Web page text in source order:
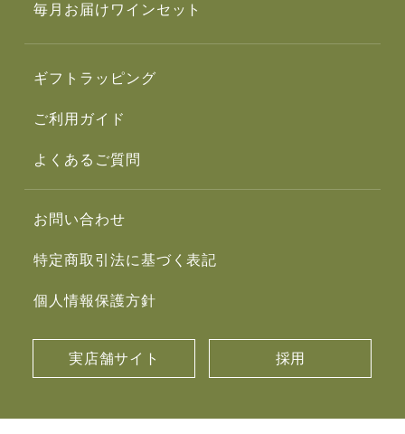
毎月お届けワインセット
ギフトラッピング
ご利用ガイド
よくあるご質問
お問い合わせ
特定商取引法に基づく表記
個人情報保護方針
実店舗サイト 採用